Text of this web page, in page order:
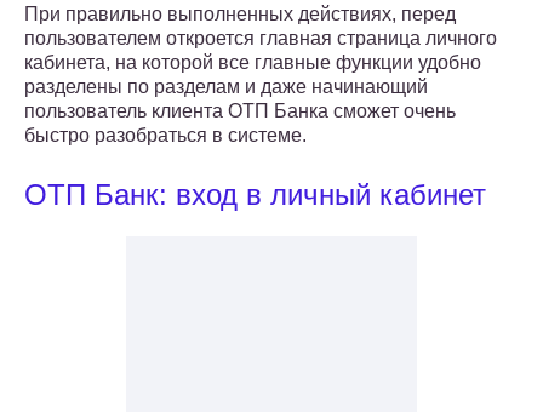
При правильно выполненных действиях, перед
пользователем откроется главная страница личного
кабинета, на которой все главные функции удобно
разделены по разделам и даже начинающий
пользователь клиента ОТП Банка сможет очень
быстро разобраться в системе.
ОТП Банк: вход в личный кабинет